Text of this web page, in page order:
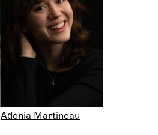
Adonia Martineau